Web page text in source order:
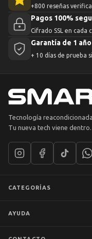
+800 reseñas
Pagos 100%
Cifrado SSL en cada
Garantía de 1 año
+ 10 días de prueba
Tecnología
Tu nueva tech viene dentro.
CATEGORÍAS
AYUDA